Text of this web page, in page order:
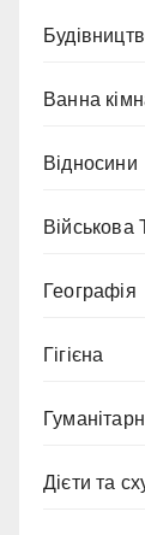
Ванна
Відносини
Військова
Географія
Гігієна
Дієти та